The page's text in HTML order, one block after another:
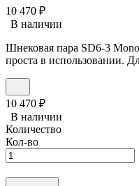
10 470 ₽
В наличии
Шнековая пара SD6-3
проста в использовании.
10 470 ₽
В наличии
Количество
Кол-во